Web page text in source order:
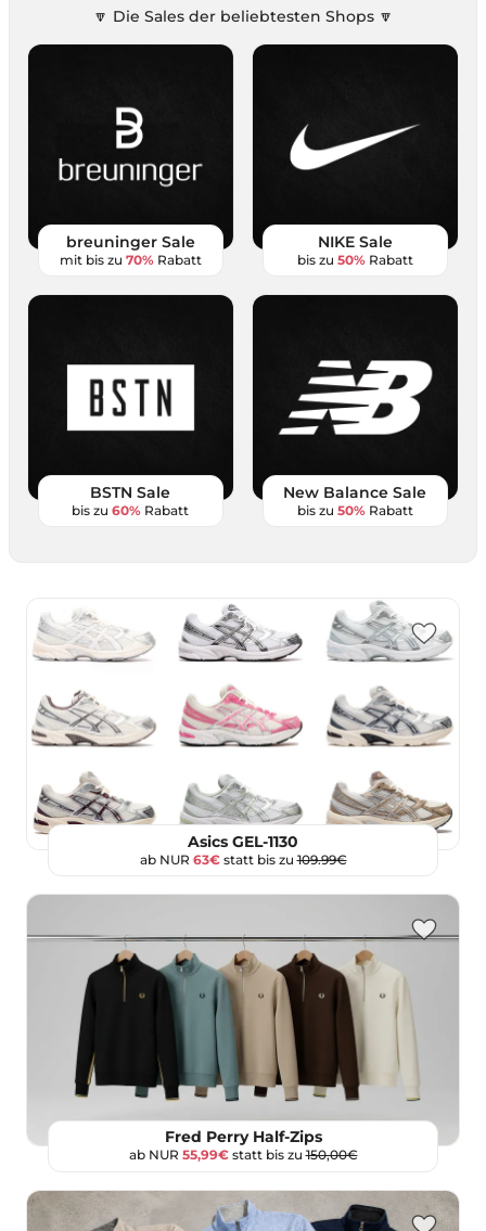
🔽 Die Sales der beliebtesten Shops 🔽
breuninger Sale
mit bis zu 70%Rabatt
NIKE Sale
bis zu 50%Rabatt
BSTN Sale
bis zu60% Rabatt
New Balance Sale
bis zu 50%Rabatt
Asics GEL-1130
ab NUR 63€statt bis zu109.99€
Fred Perry Half-Zips
ab NUR 55,99€statt bis zu150,00€